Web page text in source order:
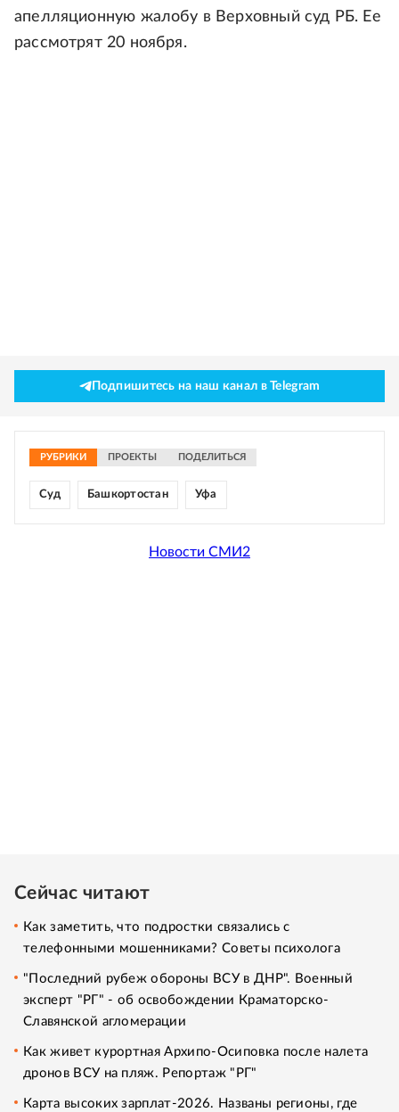
апелляционную жалобу в Верховный суд РБ. Ее
рассмотрят 20 ноября.
Подпишитесь на наш канал в Telegram
РУБРИКИ ПРОЕКТЫ ПОДЕЛИТЬСЯ
Суд Башкортостан Уфа
Новости СМИ2
Сейчас читают
Как заметить, что подростки связались с
телефонными мошенниками? Советы психолога
"Последний рубеж обороны ВСУ в ДНР". Военный
эксперт "РГ" - об освобождении Краматорско-
Славянской агломерации
Как живет курортная Архипо-Осиповка после налета
дронов ВСУ на пляж. Репортаж "РГ"
Карта высоких зарплат-2026. Названы регионы, где